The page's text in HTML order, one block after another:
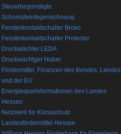
Steuerbegünstigte
Schornsteinfegerrechnung
Fensterkontaktschalter Broko
Fensterkontaktschalter Protector
Druckwächter LEDA
Druckwächtger Huber
Fördermittel, Finanzen des Bundes, Landes
und der EU
Energiesparinformationen des Landes
Hessen
Netzwerk für Klimaschutz
Landesfördermittel Hessen